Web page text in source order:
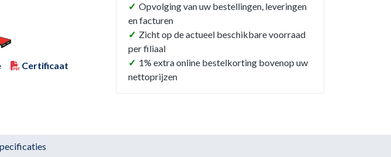
Certificaat
✓ Opvolging van uw bestellingen, leveringen
en facturen
✓ Zicht op de actueel beschikbare voorraad
per filiaal
✓ 1% extra online bestelkorting bovenop uw
nettoprijzen